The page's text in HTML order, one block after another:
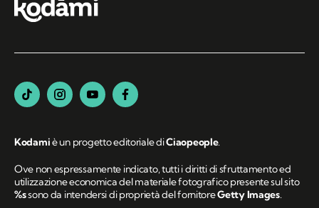
Kodamiè un progetto editoriale diCiaopeople.
Ove non espressamente indicato, tutti i diritti di sfruttamento ed
utilizzazione economica del materiale fotografico presente sul sito
%ssono da intendersi di proprietà del fornitoreGetty Images.